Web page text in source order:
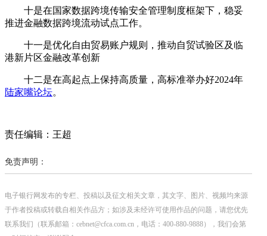
十是在国家数据跨境传输安全管理制度框架下，稳妥
推进金融数据跨境流动试点工作。
十一是优化自由贸易账户规则，推动自贸试验区及临
港新片区金融改革创新
十二是在高起点上保持高质量，高标准举办好2024年
陆家嘴论坛。
责任编辑：王超
免责声明：
电子银行网发布的专栏、投稿以及征文相关文章，其文字、图片、视频均来源
于作者投稿或转载自相关作品方；如涉及未经许可使用作品的问题，请您优先
联系我们（联系邮箱：cebnet@cfca.com.cn，电话：400-880-9888），我们会第